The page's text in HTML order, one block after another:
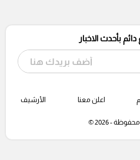
بأحدث الاخبار
اعلن معنا الأرشيف
- 2026 ©